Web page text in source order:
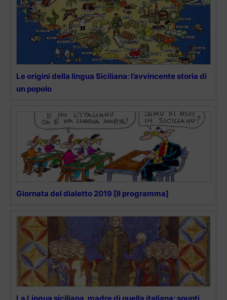
Le origini della lingua Siciliana: l’avvincente storia di
un popolo
Giornata del dialetto 2019 [Il programma]